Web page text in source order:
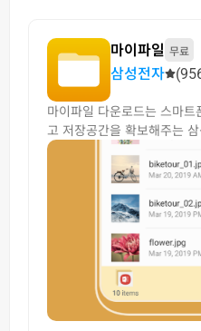
마이파일 무료
삼성전자
마이파일 다운로드는 스마
고 저장공간을 확보해주는